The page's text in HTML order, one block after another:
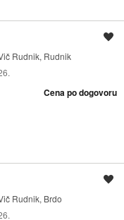
Rudnik, Rudnik
Cena po dogovoru
Rudnik, Brdo